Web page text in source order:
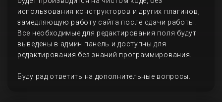
использования конструкторов и других плагинов,
замедляющую работу сайта после сдачи работы.
Все необходимые для редактирования поля будут
выведены в админ панель и доступны для
редактирования без знаний программирования.
Буду рад ответить на дополнительные вопросы.